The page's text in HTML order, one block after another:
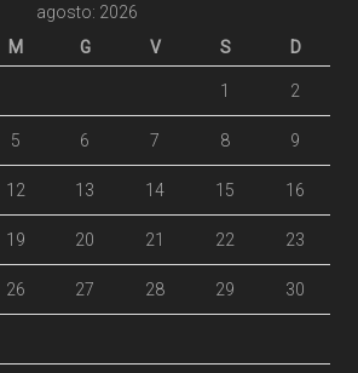
agosto: 2026
M G V S D
1 2
5 6 7 8 9
12 13 14 15 16
19 20 21 22 23
26 27 28 29 30